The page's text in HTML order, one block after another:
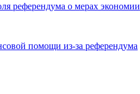
референдума о мерах экономии
помощи из-за референдума